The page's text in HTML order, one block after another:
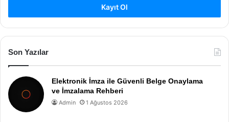
Kayıt Ol
Son Yazılar
Elektronik İmza ile Güvenli Belge Onaylama
ve İmzalama Rehberi
Admin 1 Ağustos 2026